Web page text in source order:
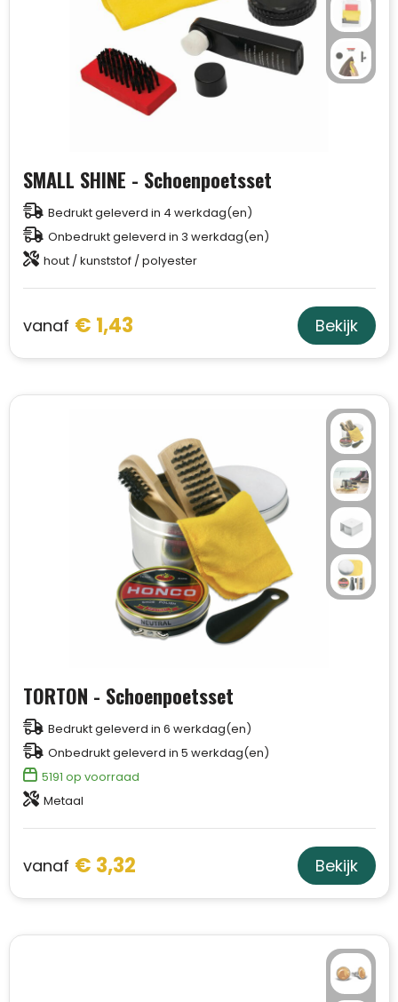
SMALL SHINE - Schoenpoetsset
Bedrukt geleverd in 4 werkdag(en)
Onbedrukt geleverd in 3 werkdag(en)
hout / kunststof / polyester
vanaf € 1,43 Bekijk
TORTON - Schoenpoetsset
Bedrukt geleverd in 6 werkdag(en)
Onbedrukt geleverd in 5 werkdag(en)
5191 op voorraad
Metaal
vanaf € 3,32 Bekijk